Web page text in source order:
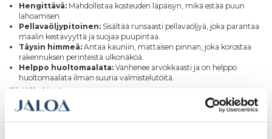
Hengittävä:Mahdollistaa kosteuden läpäisyn, mikä estää puun
lahoamisen.
Pellavaöljypitoinen:Sisältää runsaasti pellavaöljyä, joka parantaa
maalin kestävyyttä ja suojaa puupintaa.
Täysin himmeä:Antaa kauniin, mattaisen pinnan, joka korostaa
rakennuksen perinteistä ulkonäköä.
Helppo huoltomaalata:Vanhenee arvokkaasti ja on helppo
huoltomaalata ilman suuria valmistelutöitä.
Käyttökohteet:
Vanhoihin rakennuksiin:
Säilyttää historialliset ja perinteiset
Uusiin rakennuksiin:Tarjoaa perinteisen ja hengittävän ratkaisun